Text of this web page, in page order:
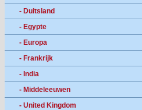
- Duitsland
- Egypte
- Europa
- Frankrijk
- India
- Middeleeuwen
- United Kingdom